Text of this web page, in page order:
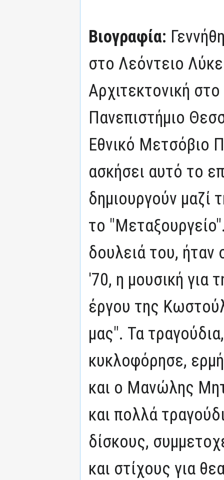
Βιογραφία:
στο Λεόντειο
Αρχιτεκτονική
Πανεπιστήμιο
Εθνικό Μετσόβιο
ασκήσει αυτό το
δημιουργούν μαζί
το
δουλειά του, ήταν
'70, η μουσική για
έργου της
μας". Τα
κυκλοφόρησε,
και ο Μανώλης
και πολλά
δίσκους,
και στίχους για